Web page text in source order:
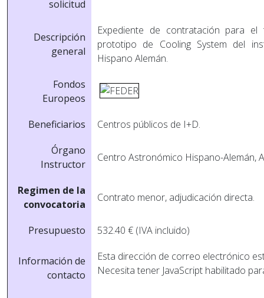
solicitud
Descripción
general
Expediente de contratación para
prototipo de Cooling System del
Hispano Alemán.
Fondos
Europeos
Beneficiarios
Centros públicos de I+D.
Órgano
Instructor
Centro Astronómico Hispano-Alemán,
Regimen de la
convocatoria
Contrato menor, adjudicación directa.
Presupuesto 532.40 € (IVA incluido)
Información de
contacto
Esta dirección de correo electrónico
Necesita tener JavaScript habilitado